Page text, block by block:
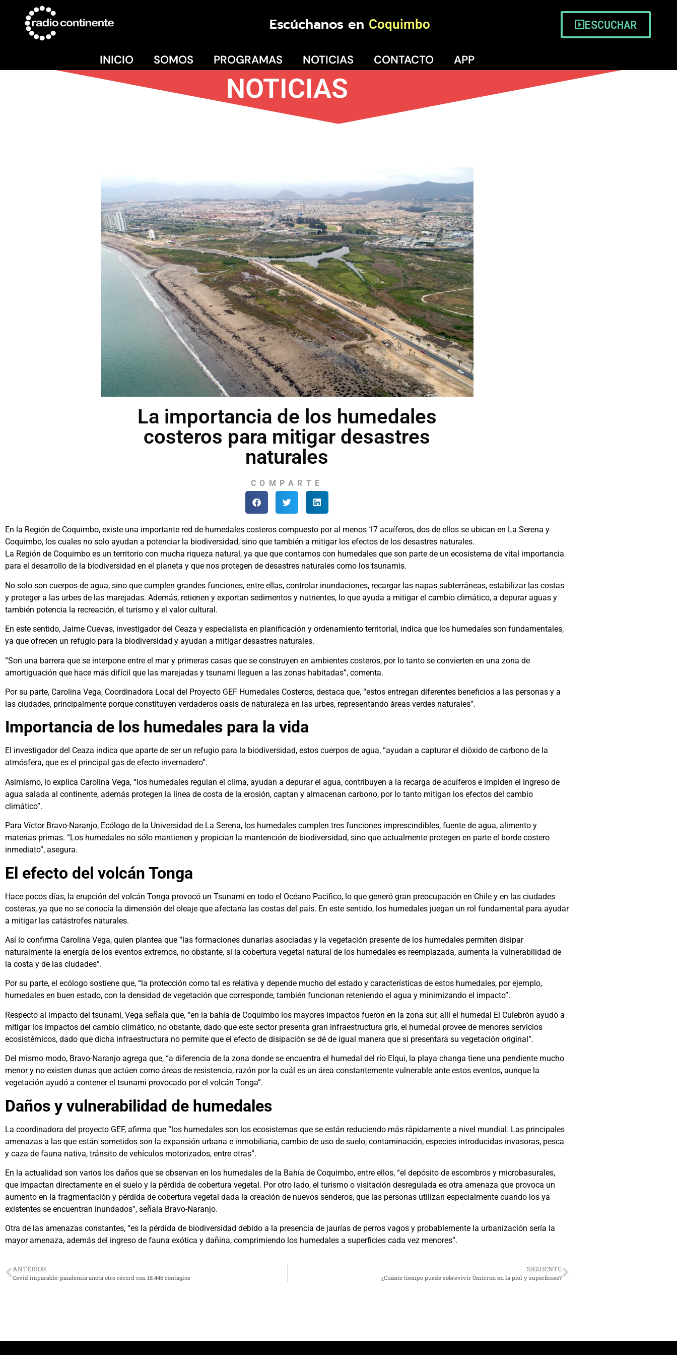
Escúchanos en Coquimbo ESCUCHAR
INICIO SOMOS PROGRAMAS NOTICIAS CONTACTO APP
NOTICIAS
La importancia de los humedales
costeros para mitigar desastres
naturales
COMPARTE
En la Región de Coquimbo, existe una importante red de humedales costeros compuesto por al menos 17 acuíferos, dos de ellos se ubican en La Serena y
Coquimbo, los cuales no solo ayudan a potenciar la biodiversidad, sino que también a mitigar los efectos de los desastres naturales.
La Región de Coquimbo es un territorio con mucha riqueza natural, ya que que contamos con humedales que son parte de un ecosistema de vital importancia
para el desarrollo de la biodiversidad en el planeta y que nos protegen de desastres naturales como los tsunamis.
No solo son cuerpos de agua, sino que cumplen grandes funciones, entre ellas, controlar inundaciones, recargar las napas subterráneas, estabilizar las costas
y proteger a las urbes de las marejadas. Además, retienen y exportan sedimentos y nutrientes, lo que ayuda a mitigar el cambio climático, a depurar aguas y
también potencia la recreación, el turismo y el valor cultural.
En este sentido, Jaime Cuevas, investigador del Ceaza y especialista en planificación y ordenamiento territorial, indica que los humedales son fundamentales,
ya que ofrecen un refugio para la biodiversidad y ayudan a mitigar desastres naturales.
“Son una barrera que se interpone entre el mar y primeras casas que se construyen en ambientes costeros, por lo tanto se convierten en una zona de
amortiguación que hace más difícil que las marejadas y tsunami lleguen a las zonas habitadas”, comenta.
Por su parte, Carolina Vega, Coordinadora Local del Proyecto GEF Humedales Costeros, destaca que, “estos entregan diferentes beneficios a las personas y a
las ciudades, principalmente porque constituyen verdaderos oasis de naturaleza en las urbes, representando áreas verdes naturales”.
Importancia de los humedales para la vida
El investigador del Ceaza indica que aparte de ser un refugio para la biodiversidad, estos cuerpos de agua, “ayudan a capturar el dióxido de carbono de la
atmósfera, que es el principal gas de efecto invernadero”.
Asimismo, lo explica Carolina Vega, “los humedales regulan el clima, ayudan a depurar el agua, contribuyen a la recarga de acuíferos e impiden el ingreso de
agua salada al continente, además protegen la línea de costa de la erosión, captan y almacenan carbono, por lo tanto mitigan los efectos del cambio
climático”.
Para Víctor Bravo-Naranjo, Ecólogo de la Universidad de La Serena, los humedales cumplen tres funciones imprescindibles, fuente de agua, alimento y
materias primas. “Los humedales no sólo mantienen y propician la mantención de biodiversidad, sino que actualmente protegen en parte el borde costero
inmediato”, asegura.
El efecto del volcán Tonga
Hace pocos días, la erupción del volcán Tonga provocó un Tsunami en todo el Océano Pacífico, lo que generó gran preocupación en Chile y en las ciudades
costeras, ya que no se conocía la dimensión del oleaje que afectaría las costas del país. En este sentido, los humedales juegan un rol fundamental para ayudar
a mitigar las catástrofes naturales.
Así lo confirma Carolina Vega, quien plantea que “las formaciones dunarias asociadas y la vegetación presente de los humedales permiten disipar
naturalmente la energía de los eventos extremos, no obstante, si la cobertura vegetal natural de los humedales es reemplazada, aumenta la vulnerabilidad de
la costa y de las ciudades”.
Por su parte, el ecólogo sostiene que, “la protección como tal es relativa y depende mucho del estado y características de estos humedales, por ejemplo,
humedales en buen estado, con la densidad de vegetación que corresponde, también funcionan reteniendo el agua y minimizando el impacto”.
Respecto al impacto del tsunami, Vega señala que, “en la bahía de Coquimbo los mayores impactos fueron en la zona sur, allí el humedal El Culebrón ayudó a
mitigar los impactos del cambio climático, no obstante, dado que este sector presenta gran infraestructura gris, el humedal provee de menores servicios
ecosistémicos, dado que dicha infraestructura no permite que el efecto de disipación se dé de igual manera que si presentara su vegetación original”.
Del mismo modo, Bravo-Naranjo agrega que, “a diferencia de la zona donde se encuentra el humedal del río Elqui, la playa changa tiene una pendiente mucho
menor y no existen dunas que actúen como áreas de resistencia, razón por la cuál es un área constantemente vulnerable ante estos eventos, aunque la
vegetación ayudó a contener el tsunami provocado por el volcán Tonga”.
Daños y vulnerabilidad de humedales
La coordinadora del proyecto GEF, afirma que “los humedales son los ecosistemas que se están reduciendo más rápidamente a nivel mundial. Las principales
amenazas a las que están sometidos son la expansión urbana e inmobiliaria, cambio de uso de suelo, contaminación, especies introducidas invasoras, pesca
y caza de fauna nativa, tránsito de vehículos motorizados, entre otras”.
En la actualidad son varios los daños que se observan en los humedales de la Bahía de Coquimbo, entre ellos, “el depósito de escombros y microbasurales,
que impactan directamente en el suelo y la pérdida de cobertura vegetal. Por otro lado, el turismo o visitación desregulada es otra amenaza que provoca un
aumento en la fragmentación y pérdida de cobertura vegetal dada la creación de nuevos senderos, que las personas utilizan especialmente cuando los ya
existentes se encuentran inundados”, señala Bravo-Naranjo.
Otra de las amenazas constantes, “es la pérdida de biodiversidad debido a la presencia de jaurías de perros vagos y probablemente la urbanización sería la
mayor amenaza, además del ingreso de fauna exótica y dañina, comprimiendo los humedales a superficies cada vez menores”.
ANTERIOR
Covid imparable: pandemia anota otro récord con 18.446 contagios
SIGUIENTE
¿Cuánto tiempo puede sobrevivir Ómicron en la piel y superficies?